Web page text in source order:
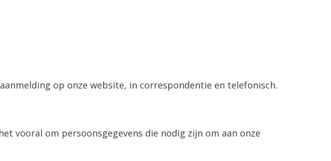
op onze website, in correspondentie en telefonisch.
vooral om persoonsgegevens die nodig zijn om aan onze